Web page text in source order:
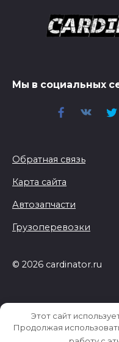
для
Мы в социальных
Обратная связь
Карта сайта
Автозапчасти
Грузоперевозки
© 2026 cardinator.ru
Этот сайт
Продолжая